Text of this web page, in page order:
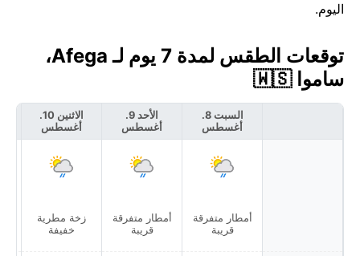
اليوم.
توقعات الطقس لمدة 7 يوم لـ Afega،
ساموا 🇼🇸
السبت 8.
أغسطس
أمطار متفرقة
قريبة
الأحد 9.
أغسطس
أمطار متفرقة
قريبة
الاثنين 10.
أغسطس
زخة مطرية
خفيفة